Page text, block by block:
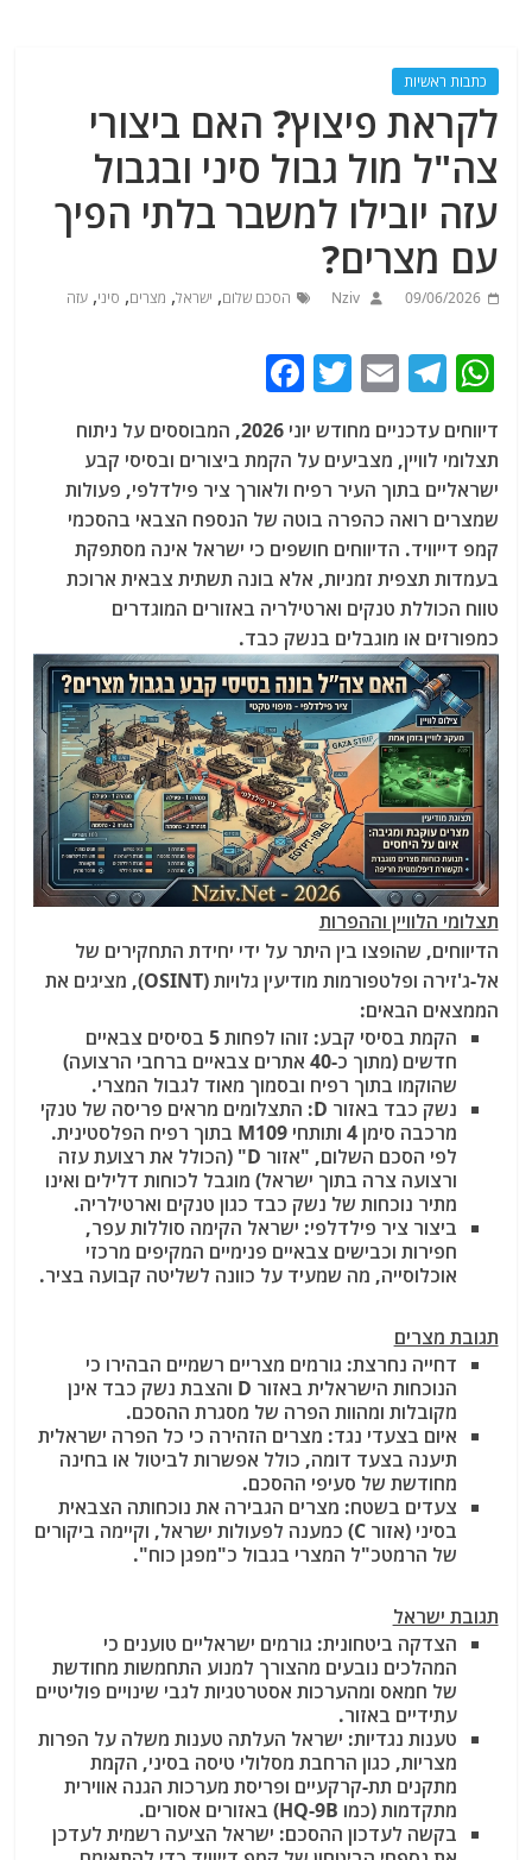
כתבות ראשיות
לקראת פיצוץ? האם ביצורי
צה"ל מול גבול סיני ובגבול
עזה יובילו למשבר בלתי הפיך
עם מצרים?
09/06/2026
Nziv הסכם שלום, ישראל, מצרים, סיני,עזה
W
at
s
A
p
p
T
e
g
ra
m
E
ai
l
T
itt
er
a
c
e
b
o
o
k
דיווחים עדכניים מחודש יוני 2026, המבוססים על ניתוח
תצלומי לוויין, מצביעים על הקמת ביצורים ובסיסי קבע
ישראליים בתוך העיר רפיח ולאורך ציר פילדלפי, פעולות
שמצרים רואה כהפרה בוטה של הנספח הצבאי בהסכמי
קמפ דייוויד. הדיווחים חושפים כי ישראל אינה מסתפקת
בעמדות תצפית זמניות, אלא בונה תשתית צבאית ארוכת
טווח הכוללת טנקים וארטילריה באזורים המוגדרים
כמפורזים או מוגבלים בנשק כבד.
תצלומי הלוויין וההפרות
הדיווחים, שהופצו בין היתר על ידי יחידת התחקירים של
אל-ג'זירה ופלטפורמות מודיעין גלויות (OSINT), מציגים את
הממצאים הבאים:
הקמת בסיסי קבע: זוהו לפחות 5 בסיסים צבאיים
חדשים (מתוך כ-40 אתרים צבאיים ברחבי הרצועה)
שהוקמו בתוך רפיח ובסמוך מאוד לגבול המצרי.
נשק כבד באזור D: התצלומים מראים פריסה של טנקי
מרכבה סימן 4 ותותחי M109 בתוך רפיח הפלסטינית.
לפי הסכם השלום, "אזור D" (הכולל את רצועת עזה
ורצועה צרה בתוך ישראל) מוגבל לכוחות דלילים ואינו
מתיר נוכחות של נשק כבד כגון טנקים וארטילריה.
ביצור ציר פילדלפי: ישראל הקימה סוללות עפר,
חפירות וכבישים צבאיים פנימיים המקיפים מרכזי
אוכלוסייה, מה שמעיד על כוונה לשליטה קבועה בציר.
תגובת מצרים
דחייה נחרצת: גורמים מצריים רשמיים הבהירו כי
הנוכחות הישראלית באזור D והצבת נשק כבד אינן
מקובלות ומהוות הפרה של מסגרת ההסכם.
איום בצעדי נגד: מצרים הזהירה כי כל הפרה ישראלית
תיענה בצעד דומה, כולל אפשרות לביטול או בחינה
מחודשת של סעיפי ההסכם.
צעדים בשטח: מצרים הגבירה את נוכחותה הצבאית
בסיני (אזור C) כמענה לפעולות ישראל, וקיימה ביקורים
של הרמטכ"ל המצרי בגבול כ"מפגן כוח".
תגובת ישראל
הצדקה ביטחונית: גורמים ישראליים טוענים כי
המהלכים נובעים מהצורך למנוע התחמשות מחודשת
של חמאס ומהערכות אסטרטגיות לגבי שינויים פוליטיים
עתידיים באזור.
טענות נגדיות: ישראל העלתה טענות משלה על הפרות
מצריות, כגון הרחבת מסלולי טיסה בסיני, הקמת
מתקנים תת-קרקעיים ופריסת מערכות הגנה אווירית
מתקדמות (כמו HQ-9B) באזורים אסורים.
בקשה לעדכון ההסכם: ישראל הציעה רשמית לעדכן